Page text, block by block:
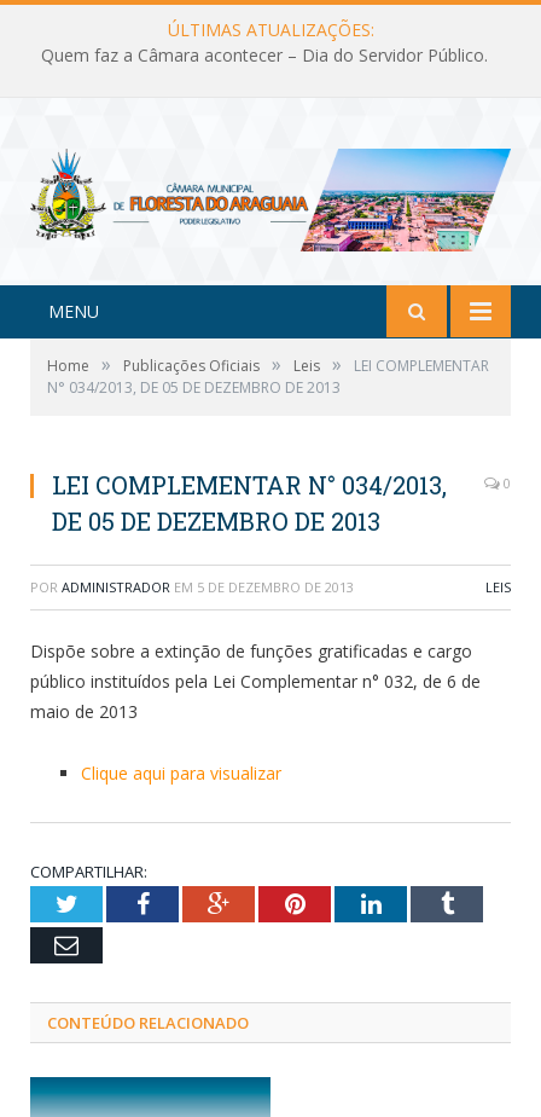
ÚLTIMAS ATUALIZAÇÕES:
Quem faz a Câmara acontecer – Dia do Servidor Público.
MENU
Home » Publicações Oficiais » Leis »
LEI COMPLEMENTAR
N° 034/2013, DE 05 DE DEZEMBRO DE 2013
LEI COMPLEMENTAR N° 034/2013,
DE 05 DE DEZEMBRO DE 2013
0
POR ADMINISTRADOR EM 5 DE DEZEMBRO DE 2013 LEIS
Dispõe sobre a extinção de funções gratificadas e cargo
público instituídos pela Lei Complementar n° 032, de 6 de
maio de 2013
Clique aqui para visualizar
COMPARTILHAR:
TwitterFacebookGoogle+PinterestLinkedInTumblr
Email
CONTEÚDO RELACIONADO